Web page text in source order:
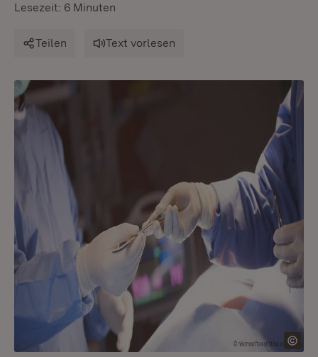
Lesezeit: 6 Minuten
Teilen Text vorlesen